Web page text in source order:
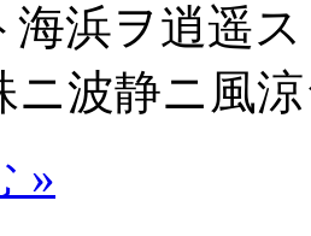
海浜ヲ逍遥
ニ波静ニ風
»